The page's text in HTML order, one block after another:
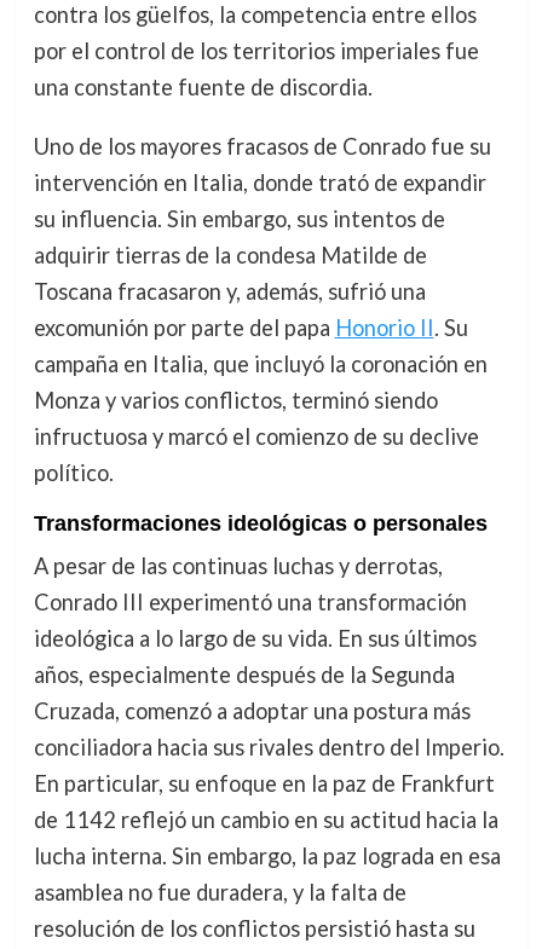
contra los güelfos, la competencia entre ellos
por el control de los territorios imperiales fue
una constante fuente de discordia.
Uno de los mayores fracasos de Conrado fue su
intervención en Italia, donde trató de expandir
su influencia. Sin embargo, sus intentos de
adquirir tierras de la condesa Matilde de
Toscana fracasaron y, además, sufrió una
excomunión por parte del papa Honorio II. Su
campaña en Italia, que incluyó la coronación en
Monza y varios conflictos, terminó siendo
infructuosa y marcó el comienzo de su declive
político.
Transformaciones ideológicas o personales
A pesar de las continuas luchas y derrotas,
Conrado III experimentó una transformación
ideológica a lo largo de su vida. En sus últimos
años, especialmente después de la Segunda
Cruzada, comenzó a adoptar una postura más
conciliadora hacia sus rivales dentro del Imperio.
En particular, su enfoque en la paz de Frankfurt
de 1142 reflejó un cambio en su actitud hacia la
lucha interna. Sin embargo, la paz lograda en esa
asamblea no fue duradera, y la falta de
resolución de los conflictos persistió hasta su